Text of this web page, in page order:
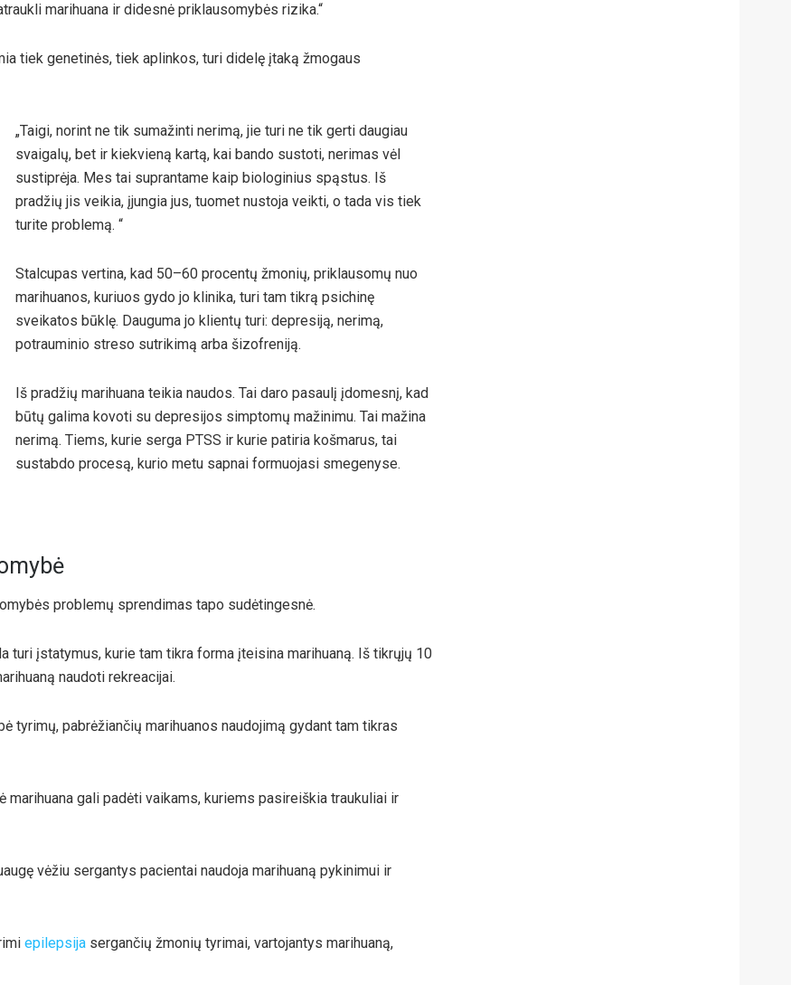
marihuana ir didesnė priklausomybės rizika.“
tiek genetinės, tiek aplinkos, turi didelę įtaką žmogaus
„Taigi, norint ne tik sumažinti nerimą, jie turi ne tik gerti daugiau
svaigalų, bet ir kiekvieną kartą, kai bando sustoti, nerimas vėl
sustiprėja. Mes tai suprantame kaip biologinius spąstus. Iš
pradžių jis veikia, įjungia jus, tuomet nustoja veikti, o tada vis tiek
turite problemą. “
Stalcupas vertina, kad 50–60 procentų žmonių, priklausomų nuo
marihuanos, kuriuos gydo jo klinika, turi tam tikrą psichinę
sveikatos būklę. Dauguma jo klientų turi: depresiją, nerimą,
potrauminio streso sutrikimą arba šizofreniją.
Iš pradžių marihuana teikia naudos. Tai daro pasaulį įdomesnį, kad
būtų galima kovoti su depresijos simptomų mažinimu. Tai mažina
nerimą. Tiems, kurie serga PTSS ir kurie patiria košmarus, tai
sustabdo procesą, kurio metu sapnai formuojasi smegenyse.
problemų sprendimas tapo sudėtingesnė.
turi įstatymus, kurie tam tikra forma įteisina marihuaną. Iš tikrųjų 10
naudoti rekreacijai.
tyrimų, pabrėžiančių marihuanos naudojimą gydant tam tikras
marihuana gali padėti vaikams, kuriems pasireiškia traukuliai ir
vėžiu sergantys pacientai naudoja marihuaną pykinimui ir
epilepsija sergančių žmonių tyrimai, vartojantys marihuaną,